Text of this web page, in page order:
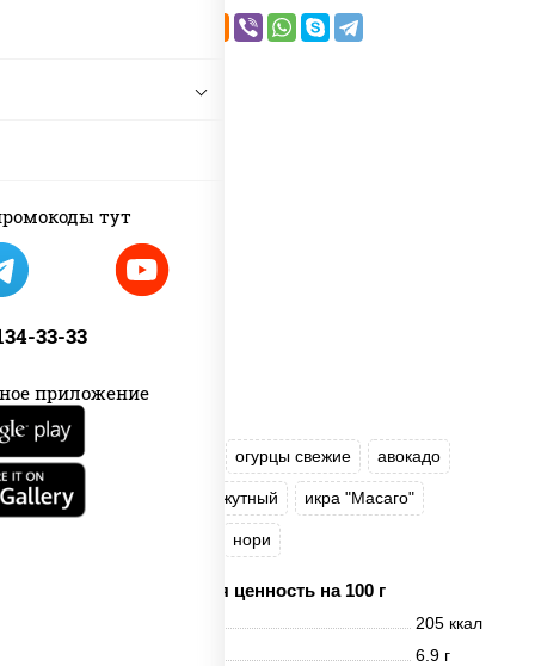
тут
33-33
приложение
рис огурцы свежие авокадо
салат "Чука" соус кунжутный икра "Масаго"
нори
Пищевая ценность на 100 г
205 ккал
6.9 г